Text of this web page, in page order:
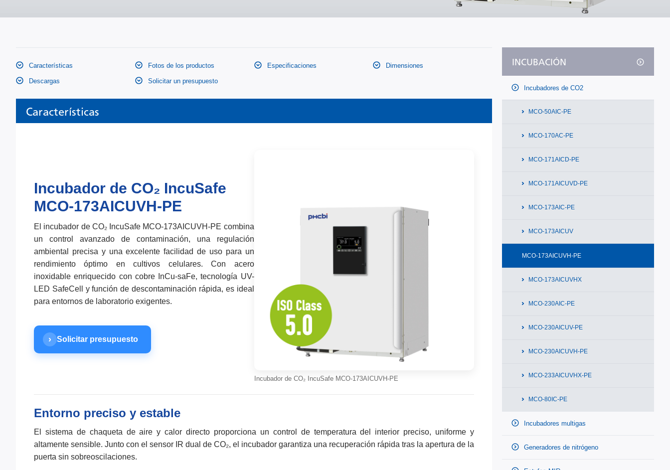
Características Fotos de los productos Especificaciones Dimensiones
Descargas Solicitar un presupuesto
Características
Incubador de CO₂ IncuSafe
MCO-173AICUVH-PE
El incubador de CO₂ IncuSafe MCO-173AICUVH-PE combina
un control avanzado de contaminación, una regulación
ambiental precisa y una excelente facilidad de uso para un
rendimiento óptimo en cultivos celulares. Con acero
inoxidable enriquecido con cobre InCu-saFe, tecnología UV-
LED SafeCell y función de descontaminación rápida, es ideal
para entornos de laboratorio exigentes.
› Solicitar presupuesto
Incubador de CO₂ IncuSafe MCO-173AICUVH-PE
Entorno preciso y estable
El sistema de chaqueta de aire y calor directo proporciona un control de temperatura del interior preciso, uniforme y
altamente sensible. Junto con el sensor IR dual de CO₂, el incubador garantiza una recuperación rápida tras la apertura de la
puerta sin sobreoscilaciones.
INCUBACIÓN
Incubadores de CO2
MCO-50AIC-PE
MCO-170AC-PE
MCO-171AICD-PE
MCO-171AICUVD-PE
MCO-173AIC-PE
MCO-173AICUV
MCO-173AICUVH-PE
MCO-173AICUVHX
MCO-230AIC-PE
MCO-230AICUV-PE
MCO-230AICUVH-PE
MCO-233AICUVHX-PE
MCO-80IC-PE
Incubadores multigas
Generadores de nitrógeno